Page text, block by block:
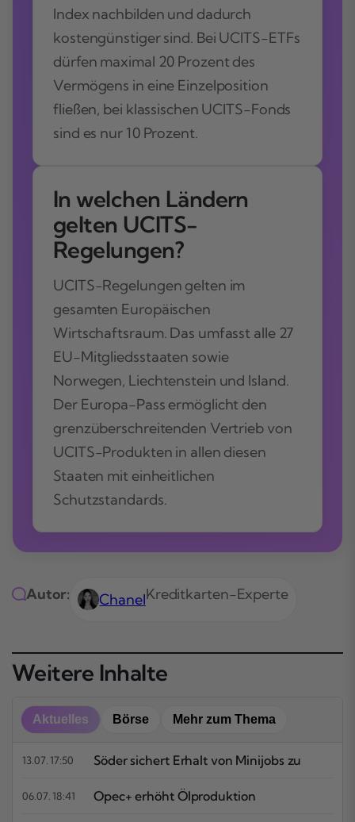
Index nachbilden und dadurch
kostengünstiger sind. Bei UCITS-ETFs
dürfen maximal 20 Prozent des
Vermögens in eine Einzelposition
fließen, bei klassischen UCITS-Fonds
sind es nur 10 Prozent.
In welchen Ländern
gelten UCITS-
Regelungen?
UCITS-Regelungen gelten im
gesamten Europäischen
Wirtschaftsraum. Das umfasst alle 27
EU-Mitgliedsstaaten sowie
Norwegen, Liechtenstein und Island.
Der Europa-Pass ermöglicht den
grenzüberschreitenden Vertrieb von
UCITS-Produkten in allen diesen
Staaten mit einheitlichen
Schutzstandards.
Autor: ChanelKreditkarten-Experte
Weitere Inhalte
Aktuelles Börse Mehr zum Thema
13.07. 17:50 Söder sichert Erhalt von Minijobs zu
06.07. 18:41 Opec+ erhöht Ölproduktion